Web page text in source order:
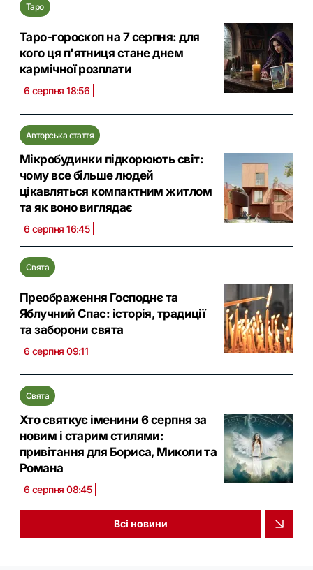
Таро
Таро-гороскоп на 7 серпня: для
кого ця п'ятниця стане днем
кармічної розплати
6 серпня 18:56
Авторська стаття
Мікробудинки підкорюють світ:
чому все більше людей
цікавляться компактним житлом
та як воно виглядає
6 серпня 16:45
Свята
Преображення Господнє та
Яблучний Спас: історія, традиції
та заборони свята
6 серпня 09:11
Свята
Хто святкує іменини 6 серпня за
новим і старим стилями:
привітання для Бориса, Миколи та
Романа
6 серпня 08:45
Всі новини